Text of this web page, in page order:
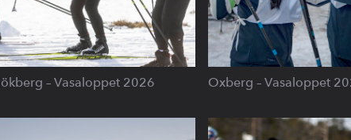
– Vasaloppet 2026 Oxberg – Vasaloppet